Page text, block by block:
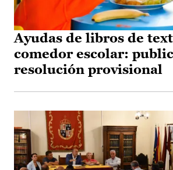
Ayudas de libros de
comedor escolar:
resolución provisional